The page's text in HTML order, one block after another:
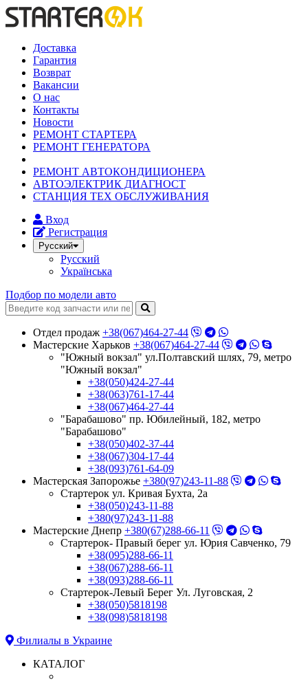
Доставка
Гарантия
Возврат
Вакансии
О нас
Контакты
Новости
РЕМОНТ СТАРТЕРА
РЕМОНТ ГЕНЕРАТОРА
РЕМОНТ АВТОКОНДИЦИОНЕРА
АВТОЭЛЕКТРИК ДИАГНОСТ
СТАНЦИЯ ТЕХ ОБСЛУЖИВАНИЯ
Вход
Регистрация
Русский
Русский
Українська
Подбор по модели авто
Отдел продаж +38(067)464-27-44
Мастерские Харьков +38(067)464-27-44
"Южный вокзал" ул.Полтавский шлях, 79, метро
"Южный вокзал"
+38(050)424-27-44
+38(063)761-17-44
+38(067)464-27-44
"Барабашово" пр. Юбилейный, 182, метро
"Барабашово"
+38(050)402-37-44
+38(067)304-17-44
+38(093)761-64-09
Мастерская Запорожье +380(97)243-11-88
Стартерок ул. Кривая Бухта, 2а
+38(050)243-11-88
+380(97)243-11-88
Мастерские Днепр +380(67)288-66-11
Стартерок- Правый берег ул. Юрия Савченко, 79
+38(095)288-66-11
+38(067)288-66-11
+38(093)288-66-11
Стартерок-Левый Берег Ул. Луговская, 2
+38(050)5818198
+38(098)5818198
Филиалы в Украине
КАТАЛОГ